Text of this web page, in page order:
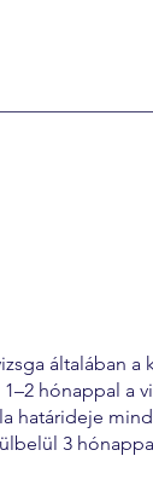
általában
hónappal a
határideje
3